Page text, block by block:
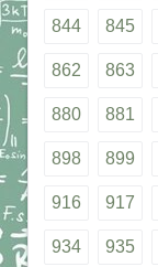
844 845
862 863
880 881
898 899
916 917
934 935